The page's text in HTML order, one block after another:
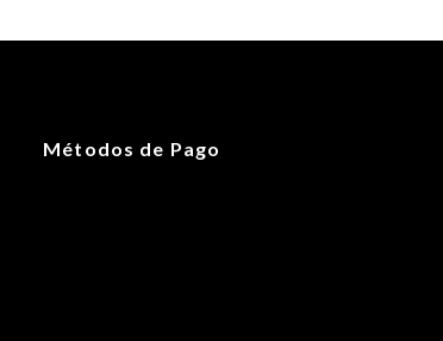
Métodos de Pago